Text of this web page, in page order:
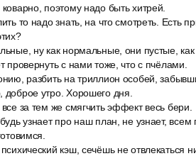
поэтому надо быть хитрей.
то надо знать, на что смотреть. Есть
ну как нормальные, они пустые,
провернуть с нами тоже, что с пчёлами.
разбить на триллион особей,
утро. Хорошего дня.
за тем же смягчить эффект весь бери.
узнает про наш план, не узнает, всем
кэш, сечёшь не отвлекаться